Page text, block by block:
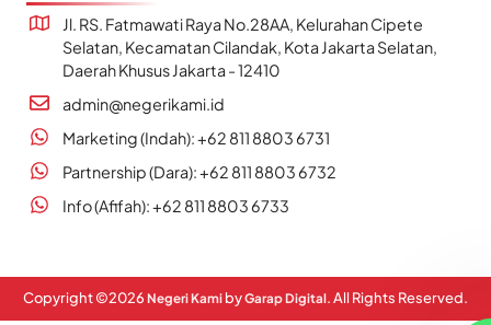
Jl. RS. Fatmawati Raya No.28AA, Kelurahan Cipete
Selatan, Kecamatan Cilandak, Kota Jakarta Selatan,
Daerah Khusus Jakarta - 12410
admin@negerikami.id
Marketing (Indah): +62 811 8803 6731
Partnership (Dara): +62 811 8803 6732
Info (Afifah): +62 811 8803 6733
Copyright ©2026 Negeri Kami byGarap Digital. All Rights Reserved.